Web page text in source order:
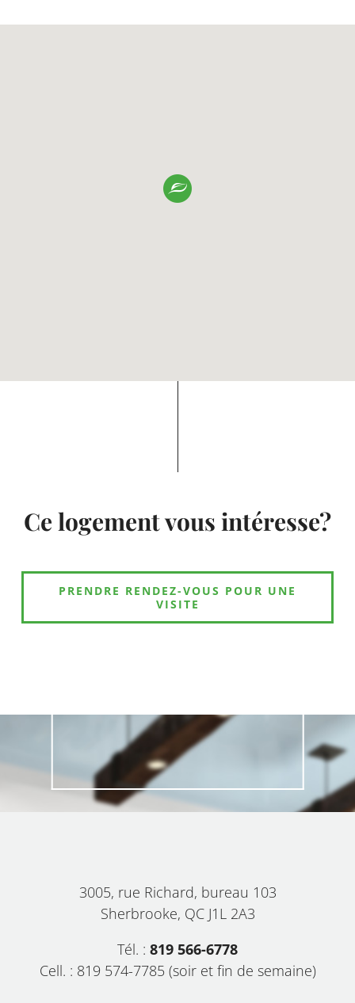
Ce logement vous intéresse?
PRENDRE RENDEZ-VOUS POUR UNE
VISITE
3005, rue Richard, bureau 103
Sherbrooke, QC J1L 2A3
Tél. : 819 566-6778
Cell. : 819 574-7785 (soir et fin de semaine)